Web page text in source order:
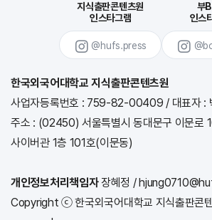
지식출판콘텐츠원
인스타그램
@hufs.press
부
인스
한국외국어대학교 지식출판콘텐츠원
사업자등록번호 : 759-82-00409/ 대표자 :
주소 : (02450) 서울특별시 동대문구 이문로
사이버관 1층 101호(이문동)
개인정보처리책임자장혜정 /
Copyright ⓒ 한국외국어대학교 지식출판콘